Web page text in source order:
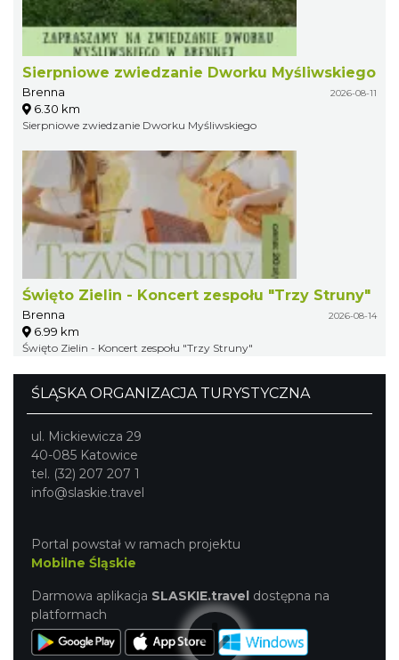
Sierpniowe zwiedzanie Dworku Myśliwskiego
Brenna 2026-08-11
6.30 km
Sierpniowe zwiedzanie Dworku Myśliwskiego
Święto Zielin - Koncert zespołu "Trzy Struny"
Brenna 2026-08-14
6.99 km
Święto Zielin - Koncert zespołu "Trzy Struny"
ŚLĄSKA ORGANIZACJA TURYSTYCZNA
ul. Mickiewicza 29
40-085 Katowice
tel. (32) 207 207 1
info@slaskie.travel
Portal powstał w ramach projektu
Mobilne Śląskie
Darmowa aplikacja SLASKIE.travel dostępna na
platformach